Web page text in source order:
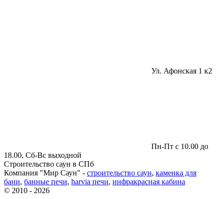
Ул. Афонская 1 к2
Пн-Пт с 10.00 до
18.00, Сб-Вс выходной
Строительство саун в СПб
Компания "Мир Саун" - строительство саун, каменка для
бани, банные печи, harvia печи, инфракрасная кабина
© 2010 - 2026